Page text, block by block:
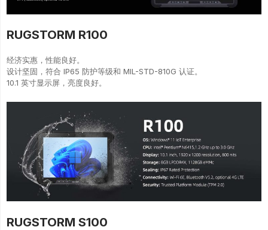
RUGSTORM R100
经济实惠，性能良好。
设计坚固，符合 IP65 防护等级和 MIL-STD-810G 认证。
10.1 英寸显示屏，亮度良好。
RUGSTORM S100